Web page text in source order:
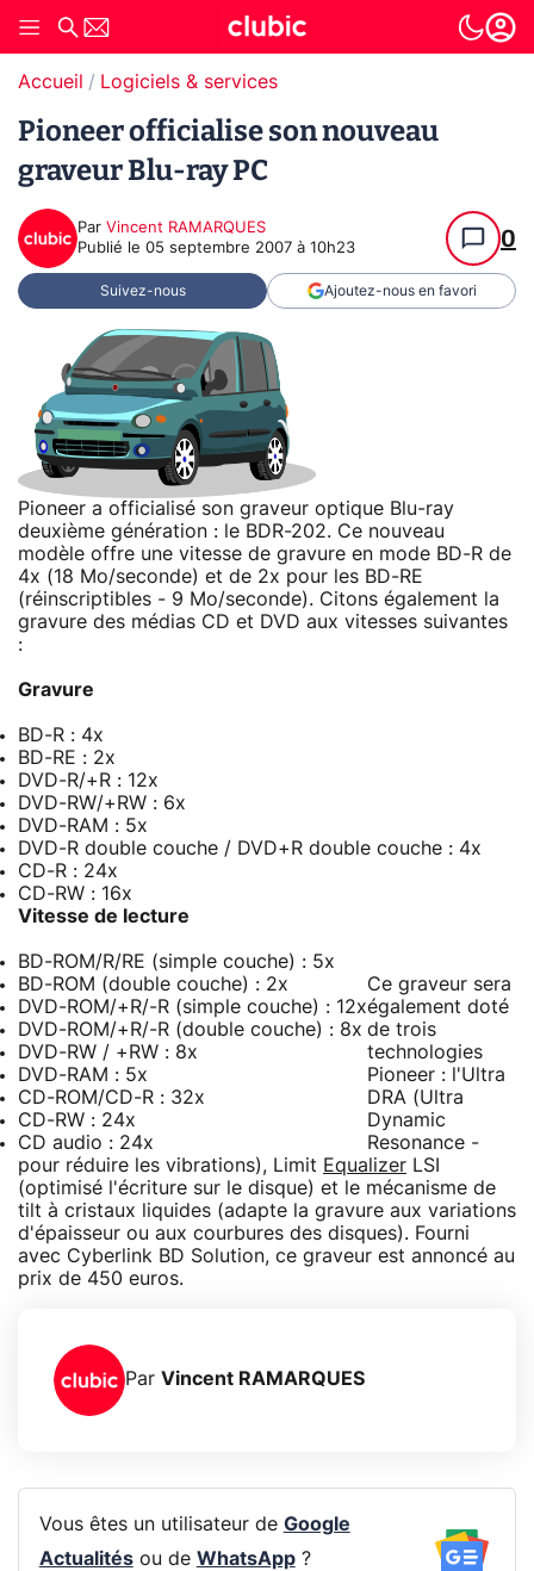
Accueil Logiciels & services
Pioneer officialise son nouveau
graveur Blu-ray PC
Par Vincent RAMARQUES
Publié le 05 septembre 2007 à 10h23 0
Suivez-nous Ajoutez-nous en favori
Pioneer a officialisé son graveur optique Blu-ray
deuxième génération : le BDR-202. Ce nouveau
modèle offre une vitesse de gravure en mode BD-R de
4x (18 Mo/seconde) et de 2x pour les BD-RE
(réinscriptibles - 9 Mo/seconde). Citons également la
gravure des médias CD et DVD aux vitesses suivantes
:
Gravure
BD-R : 4x
BD-RE : 2x
DVD-R/+R : 12x
DVD-RW/+RW : 6x
DVD-RAM : 5x
DVD-R double couche / DVD+R double couche : 4x
CD-R : 24x
CD-RW : 16x
Vitesse de lecture
BD-ROM/R/RE (simple couche) : 5x
BD-ROM (double couche) : 2x
DVD-ROM/+R/-R (simple couche) : 12x
DVD-ROM/+R/-R (double couche) : 8x
DVD-RW / +RW : 8x
DVD-RAM : 5x
CD-ROM/CD-R : 32x
CD-RW : 24x
CD audio : 24x
Ce graveur sera
également doté
de trois
technologies
Pioneer : l'Ultra
DRA (Ultra
Dynamic
Resonance -
pour réduire les vibrations), Limit Equalizer LSI
(optimisé l'écriture sur le disque) et le mécanisme de
tilt à cristaux liquides (adapte la gravure aux variations
d'épaisseur ou aux courbures des disques). Fourni
avec Cyberlink BD Solution, ce graveur est annoncé au
prix de 450 euros.
Par Vincent RAMARQUES
Vous êtes un utilisateur de Google
Actualitésou de WhatsApp?